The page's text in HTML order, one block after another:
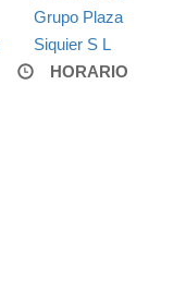
Grupo Plaza
Siquier S L
HORARIO